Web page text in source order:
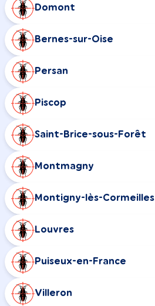
Domont
Bernes-sur-Oise
Persan
Piscop
Saint-Brice-sous-Forêt
Montmagny
Montigny-lès-Cormeilles
Louvres
Puiseux-en-France
Villeron